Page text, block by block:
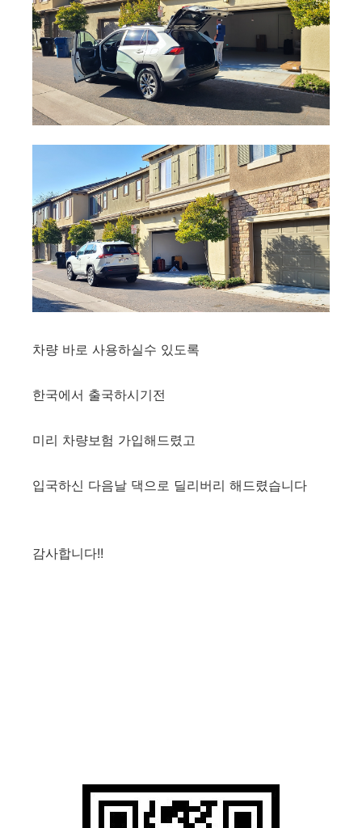
차량 바로 사용하실수 있도록
한국에서 출국하시기전
미리 차량보험 가입해드렸고
입국하신 다음날 댁으로 딜리버리 해드렸습니다
감사합니다!!